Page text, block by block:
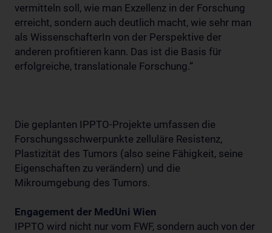
vermitteln soll, wie man Exzellenz in der Forschung
erreicht, sondern auch deutlich macht, wie sehr man
als WissenschafterIn von der Perspektive der
anderen profitieren kann. Das ist die Basis für
erfolgreiche, translationale Forschung.“
Die geplanten IPPTO-Projekte umfassen die
Forschungsschwerpunkte zelluläre Resistenz,
Plastizität des Tumors (also seine Fähigkeit, seine
Eigenschaften zu verändern) und die
Mikroumgebung des Tumors.
Engagement der MedUni Wien
IPPTO wird nicht nur vom FWF, sondern auch von der